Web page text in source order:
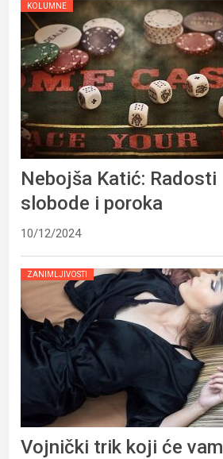
KOLUMNE
Nebojša Katić: Radosti
slobode i poroka
10/12/2024
ZANIMLJIVOSTI
Vojnički trik koji će vam